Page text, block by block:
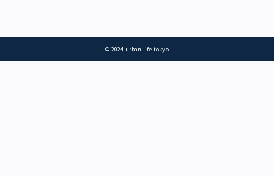
© 2024 urban life tokyo